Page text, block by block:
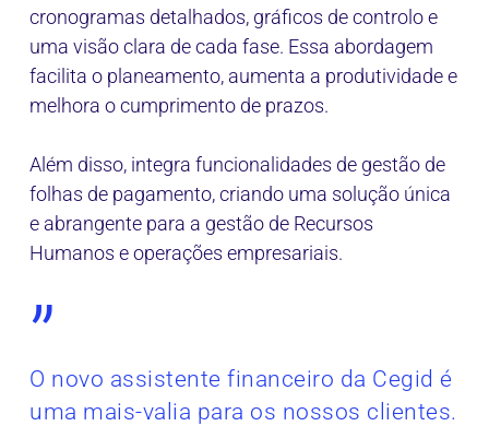
cronogramas detalhados, gráficos de controlo e
uma visão clara de cada fase. Essa abordagem
facilita o planeamento, aumenta a produtividade e
melhora o cumprimento de prazos.
Além disso, integra funcionalidades de gestão de
folhas de pagamento, criando uma solução única
e abrangente para a gestão de Recursos
Humanos e operações empresariais.
”
O novo assistente financeiro da Cegid é
uma mais-valia para os nossos clientes.